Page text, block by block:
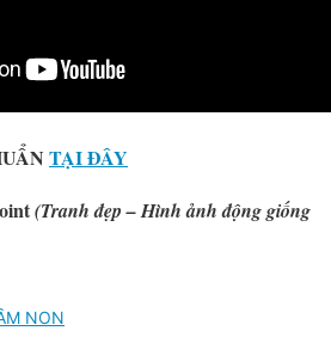
TẠI ĐÂY
(Tranh đẹp – Hình ảnh động giống
NON